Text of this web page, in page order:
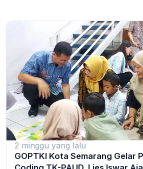
2 minggu yang lalu
GOPTKI Kota Semarang Gelar